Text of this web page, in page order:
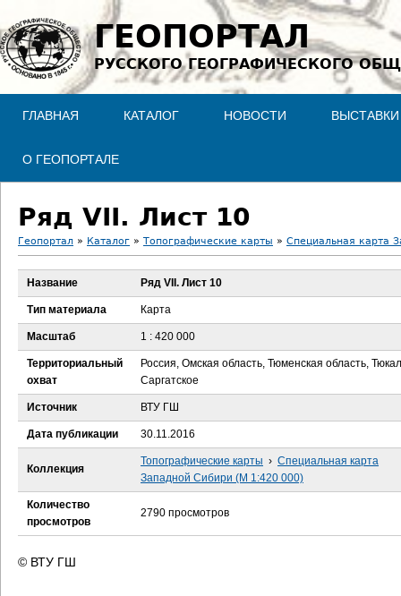
Jump to navigation
ГЕОПОРТАЛ
РУССКОГО ГЕОГРАФИЧЕСКОГО
ГЛАВНАЯ КАТАЛОГ НОВОСТИ ВЫСТАВКИ
О ГЕОПОРТАЛЕ
Ряд VII. Лист 10
В
ы
д
е
с
Геопортал » Каталог » Топографические карты » Специальная карта
Название Ряд VII. Лист 10
Тип материала Карта
Масштаб 1 : 420 000
Территориальный
охват
Россия, Омская область, Тюменская область,
Саргатское
Источник ВТУ ГШ
Дата публикации 30.11.2016
Коллекция
Топографические карты › Специальная карта
Западной Сибири (М 1:420 000)
Количество
просмотров
2790 просмотров
© ВТУ ГШ